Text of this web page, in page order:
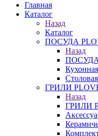
Главная
Каталог
Назад
Каталог
ПОСУДА
Назад
ПОСУДА
ГРИЛИ
Назад
ГРИЛИ